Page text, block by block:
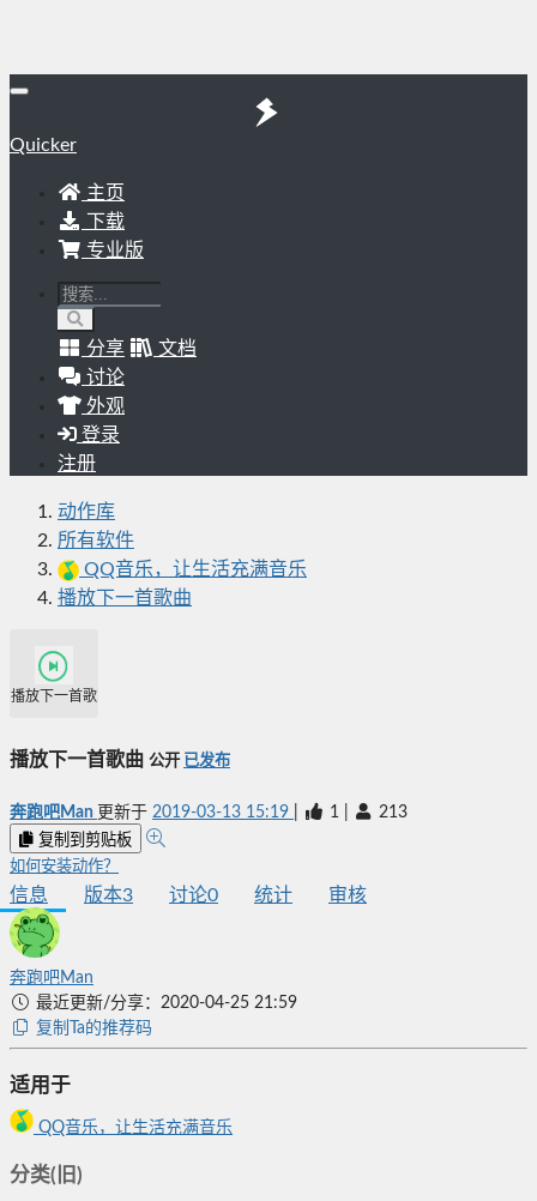
Quicker
主页
下载
专业版
分享
文档
讨论
外观
登录
注册
动作库
所有软件
QQ音乐，让生活充满音乐
播放下一首歌曲
播放下一首歌曲
播放下一首歌曲 公开 已发布
奔跑吧Man 更新于 2019-03-13 15:19 1 213
复制到剪贴板
如何安装动作？
信息 版本3 讨论0 统计 审核
奔跑吧Man
最近更新/分享：2020-04-25 21:59
复制Ta的推荐码
适用于
QQ音乐，让生活充满音乐
分类(旧)